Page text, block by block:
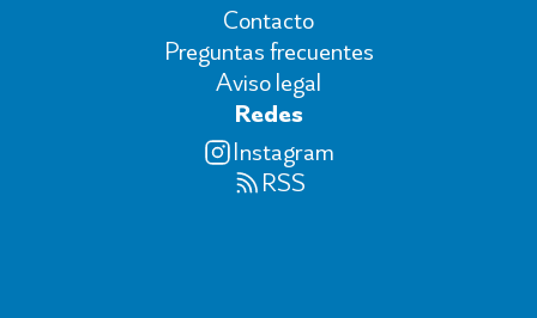
Contacto
Preguntas frecuentes
Aviso legal
Redes
Instagram
RSS